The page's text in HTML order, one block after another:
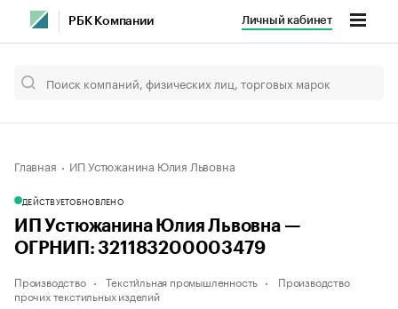
РБК Компании Личный кабинет
Главная ИП Устюжанина Юлия Львовна
ДЕЙСТВУЕТОБНОВЛЕНО
ИП Устюжанина Юлия Львовна —
ОГРНИП: 321183200003479
Производство Тексти́льная промышленность
Производство
прочих текстильных изделий